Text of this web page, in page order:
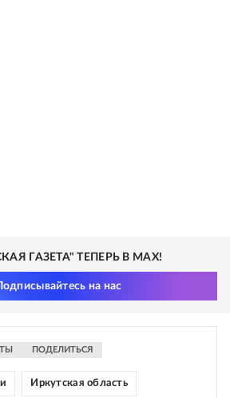
ГАЗЕТА" ТЕПЕРЬ В MAX!
на нас
ПОДЕЛИТЬСЯ
Иркутская область